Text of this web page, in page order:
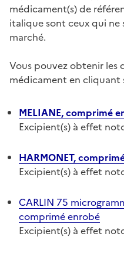
médicament(s) de
italique sont ceux qui ne
marché.
Vous pouvez obtenir les
médicament en cliquant
MELIANE, comprimé
Excipient(s) à effet
HARMONET,
Excipient(s) à effet
CARLIN 75
comprimé enrobé
Excipient(s) à effet